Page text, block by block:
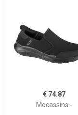
€ 74.87
Mocassins -